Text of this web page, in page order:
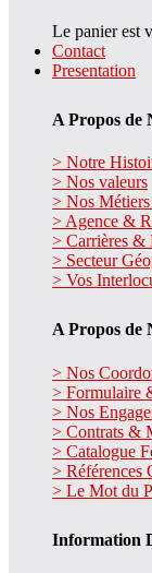
Le panier est
Contact
Presentation
A Propos de
> Notre
> Nos valeurs
> Nos
> Agence &
> Carrières &
> Secteur
> Vos
A Propos de
> Nos
> Formulaire
> Nos
> Contrats &
> Catalogue
> Références
> Le Mot du
Information